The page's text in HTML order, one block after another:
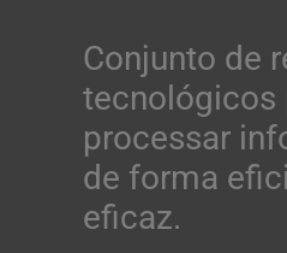
Conjunto de
tecnológicos
processar
de forma
eficaz.